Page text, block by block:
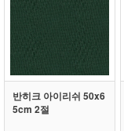
반히크 아이리쉬 50x6
5cm 2절